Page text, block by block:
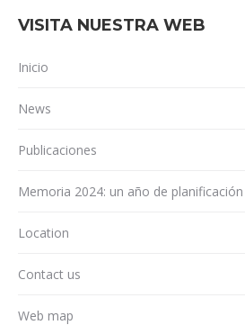
VISITA NUESTRA WEB
Inicio
News
Publicaciones
Memoria 2024: un año de planificación
Location
Contact us
Web map